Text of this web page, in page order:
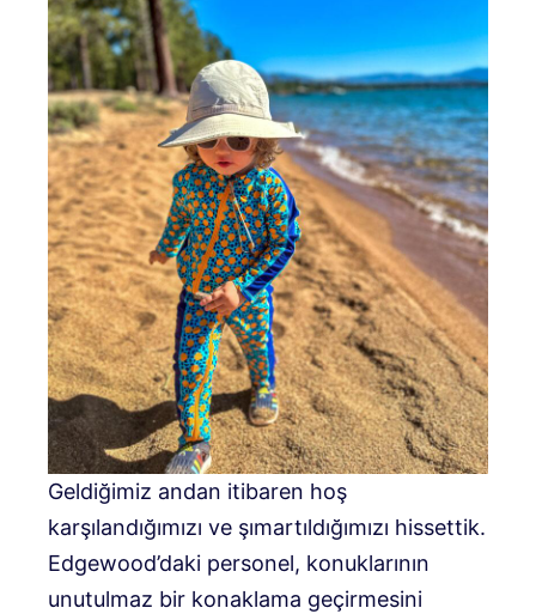
Geldiğimiz andan itibaren hoş
karşılandığımızı ve şımartıldığımızı hissettik.
Edgewood’daki personel, konuklarının
unutulmaz bir konaklama geçirmesini